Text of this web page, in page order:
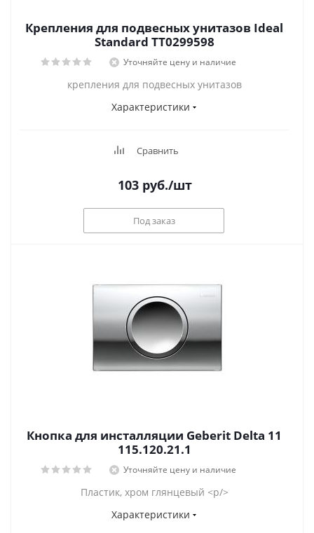
Крепления для подвесных унитазов Ideal
Standard TT0299598
Уточняйте цену и наличие
крепления для подвесных унитазов
Характеристики
Сравнить
103руб./шт
Под заказ
Кнопка для инсталляции Geberit Delta 11
115.120.21.1
Уточняйте цену и наличие
Пластик, хром глянцевый <p/>
Характеристики